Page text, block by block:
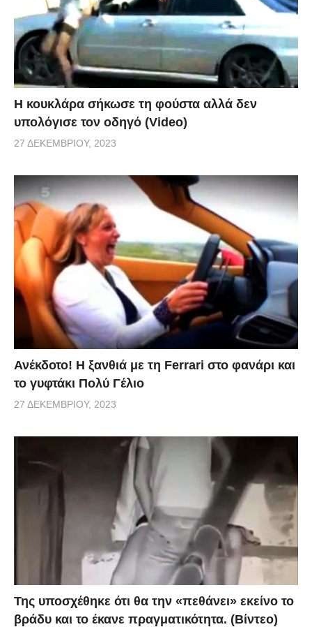
Η κουκλάρα σήκωσε τη φούστα αλλά δεν
υπολόγισε τον οδηγό (Video)
27 ΔΕΚΕΜΒΡΊΟΥ, 2023
Ανέκδοτο! Η ξανθιά με τη Ferrari στο φανάρι και
το γυφτάκι Πολύ Γέλιο
27 ΔΕΚΕΜΒΡΊΟΥ, 2023
Της υποσχέθηκε ότι θα την «πεθάνει» εκείνο το
βράδυ και το έκανε πραγματικότητα. (Βίντεο)